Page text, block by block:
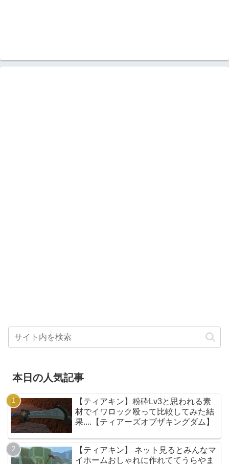
本日の人気記事
【ティアキン】粉砕Lv3と思われる素
材でイワロック殴って比較してみた結
果....【ティアーズオブザキングダム】
【ティアキン】 ネット見るとみんなマ
イホームおしゃれに作れててうらやま